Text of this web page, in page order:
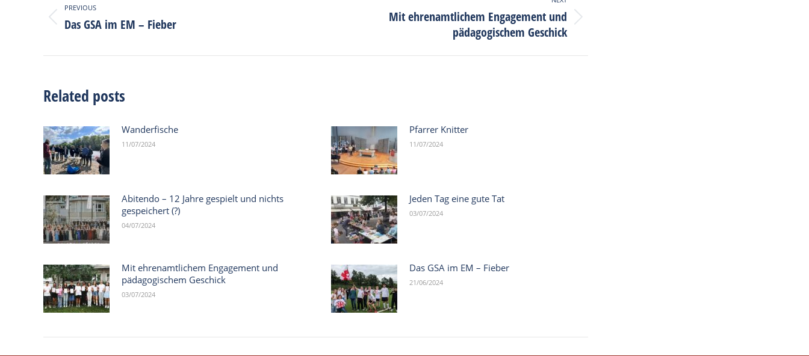
navigation
PREVIOUS
Previous
Das GSA im EM – Fieber
Mit ehrenamtlichem Engagement und
pädagogischem Geschick
Related posts
Wanderfische
11/07/2024
Pfarrer Knitter
11/07/2024
Abitendo – 12 Jahre gespielt und nichts
gespeichert (?)
04/07/2024
Jeden Tag eine gute Tat
03/07/2024
Mit ehrenamtlichem Engagement und
pädagogischem Geschick
03/07/2024
Das GSA im EM – Fieber
21/06/2024